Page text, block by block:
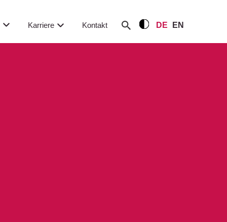
Karriere Kontakt DE EN